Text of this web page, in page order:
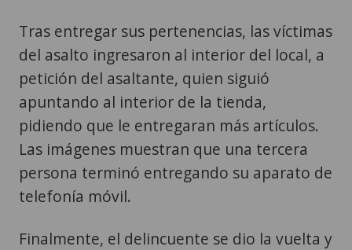
Tras entregar sus pertenencias, las víctimas
del asalto ingresaron al interior del local, a
petición del asaltante, quien siguió
apuntando al interior de la tienda,
pidiendo que le entregaran más artículos.
Las imágenes muestran que una tercera
persona terminó entregando su aparato de
telefonía móvil.
Finalmente, el delincuente se dio la vuelta y